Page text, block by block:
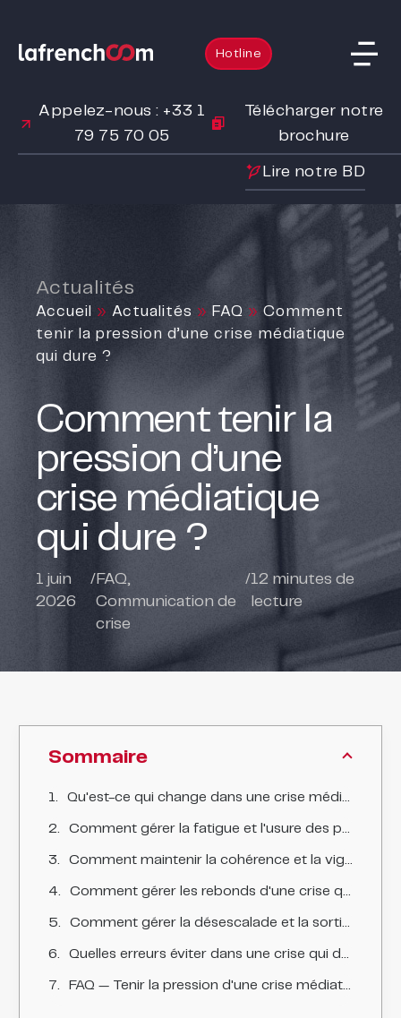
Hotline
Appelez-nous : +33 1
79 75 70 05
Télécharger notre
brochure
Lire notre BD
Actualités
Accueil » Actualités » FAQ » Comment
tenir la pression d’une crise médiatique
qui dure ?
Comment tenir la
pression d’une
crise médiatique
qui dure ?
1 juin
2026
/FAQ,
Communication de
crise
/12 minutes de
lecture
Sommaire
Qu'est-ce qui change dans une crise médiatique qui dure ?
Comment gérer la fatigue et l'usure des porte-parole et des équipes ?
Comment maintenir la cohérence et la vigilance dans la durée ?
Comment gérer les rebonds d'une crise qui dure ?
Comment gérer la désescalade et la sortie de crise ?
Quelles erreurs éviter dans une crise qui dure ?
FAQ — Tenir la pression d'une crise médiatique qui dure